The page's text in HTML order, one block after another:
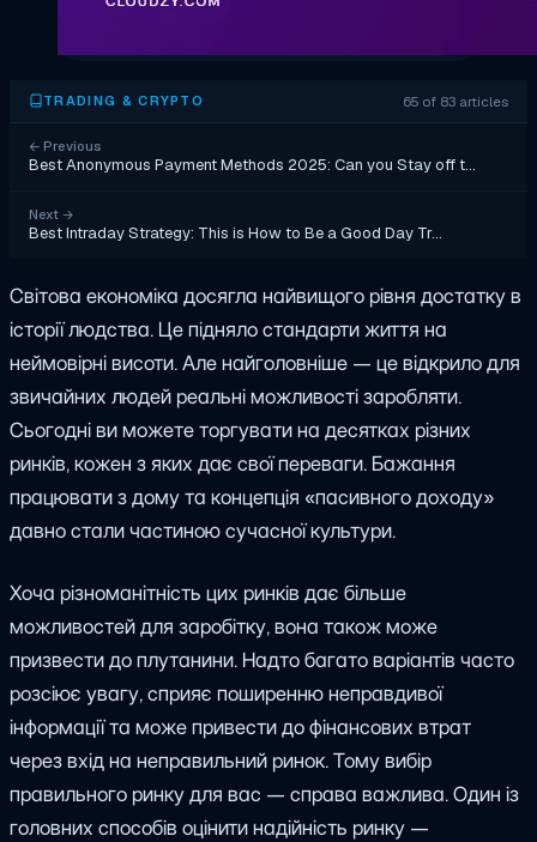
TRADING & CRYPTO 65 of 83 articles
← Previous
Best Anonymous Payment Methods 2025: Can you Stay off t…
Next →
Best Intraday Strategy: This is How to Be a Good Day Tr…
Світова економіка досягла найвищого рівня достатку в
історії людства. Це підняло стандарти життя на
неймовірні висоти. Але найголовніше — це відкрило для
звичайних людей реальні можливості заробляти.
Сьогодні ви можете торгувати на десятках різних
ринків, кожен з яких дає свої переваги. Бажання
працювати з дому та концепція «пасивного доходу»
давно стали частиною сучасної культури.
Хоча різноманітність цих ринків дає більше
можливостей для заробітку, вона також може
призвести до плутанини. Надто багато варіантів часто
розсіює увагу, сприяє поширенню неправдивої
інформації та може привести до фінансових втрат
через вхід на неправильний ринок. Тому вибір
правильного ринку для вас — справа важлива. Один із
головних способів оцінити надійність ринку —